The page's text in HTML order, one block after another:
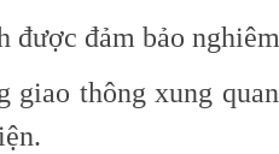
được đảm bảo
giao thông xung